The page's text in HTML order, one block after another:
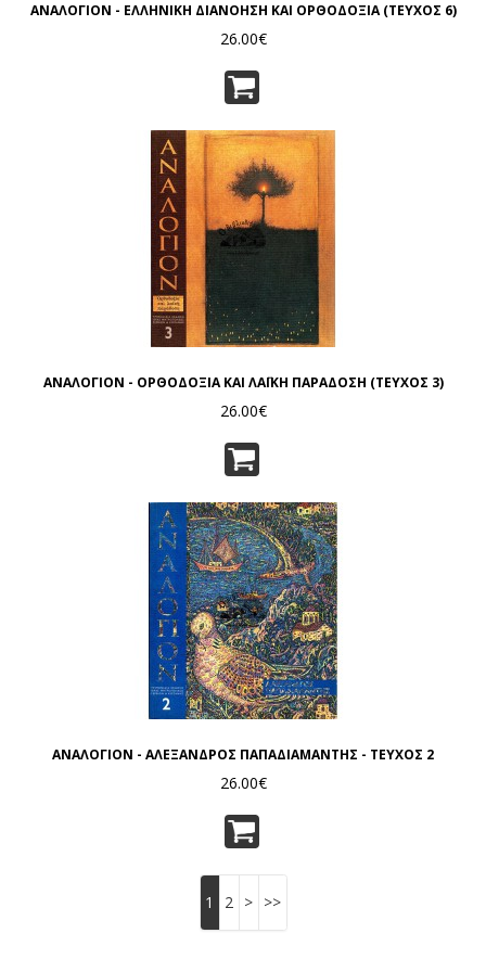
ΑΝΑΛΟΓΙΟΝ - ΕΛΛΗΝΙΚΗ ΔΙΑΝΟΗΣΗ ΚΑΙ ΟΡΘΟΔΟΞΙΑ (ΤΕΥΧΟΣ 6)
26.00€
ΑΝΑΛΟΓΙΟΝ - ΟΡΘΟΔΟΞΙΑ ΚΑΙ ΛΑΪΚΗ ΠΑΡΑΔΟΣΗ (ΤΕΥΧΟΣ 3)
26.00€
ΑΝΑΛΟΓΙΟΝ - ΑΛΕΞΑΝΔΡΟΣ ΠΑΠΑΔΙΑΜΑΝΤΗΣ - ΤΕΥΧΟΣ 2
26.00€
1 2 > >>